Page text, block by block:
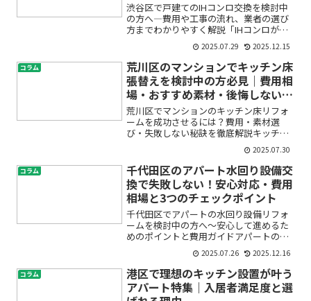
渋谷区で戸建てのIHコンロ交換を検討中
の方へ―費用や工事の流れ、業者の選び
方までわかりやすく解説「IHコンロが古
くなってきて心配…」「交換したいけ
ど、費用や工事内容がわかりづらくて不
安」「渋谷区の戸建てで頼める業者はど
う選べばいいの？」そん...
2025.07.29 2025.12.15
コラム
荒川区のマンションでキッチン床
張替えを検討中の方必見｜費用相
場・おすすめ素材・後悔しないポ
イント解説
荒川区でマンションのキッチン床リフォ
ームを成功させるには？費用・素材選
び・失敗しない秘訣を徹底解説キッチン
の床、そろそろ新しくしたいけど「どこ
に頼めばいいの？」「費用はどれくら
い？」「どんな床材がいいのか分からな
い…」そんなお悩みをお持ちの...
2025.07.30
コラム
千代田区のアパート水回り設備交
換で失敗しない！安心対応・費用
相場と3つのチェックポイント
千代田区でアパートの水回り設備リフォ
ームを検討中の方へ～安心して進めるた
めのポイントと費用ガイドアパートの水
回り設備交換やリフォーム、と聞くと
「どこから手をつければいいの？」「費
用がどれくらいかかるのか不安…」と悩
む方は少なくありません。特...
2025.07.26 2025.12.16
コラム
港区で理想のキッチン設置が叶う
アパート特集｜入居者満足度と選